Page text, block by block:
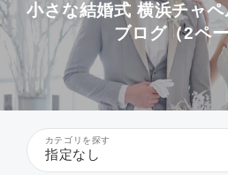
小さな結婚式 横浜チャペ
ブログ（2ペー
カテゴリを探す
指定なし